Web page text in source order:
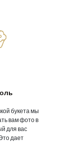
букета мы
вам фото в
для вас
дает